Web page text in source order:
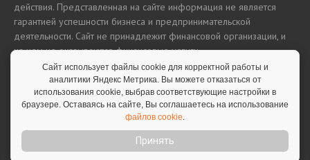
действия. Представленная на сайте информация не является
гарантией успешности бизнеса и предпринимательской
деятельности. Сайт не принадлежит финансовой организации, и
на нем не оказываются финансовые услуги.
Полная версия сайта
Сайт использует файлы cookie для корректной работы и
аналитики Яндекс Метрика. Вы можете отказаться от
использования cookie, выбрав соответствующие настройки в
браузере. Оставаясь на сайте, Вы соглашаетесь на использование
файлов cookie.
Принять